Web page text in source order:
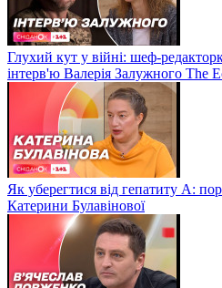
Глухий кут у війні: шеф-
інтерв'ю Валерія Залужного The
Як уберегтися від гепатиту А:
Катерини Булавінової